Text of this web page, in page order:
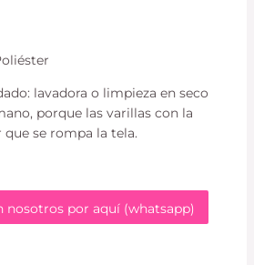
lavadora o limpieza en seco
porque las varillas con la
que se rompa la tela.
nosotros por aquí (whatsapp)